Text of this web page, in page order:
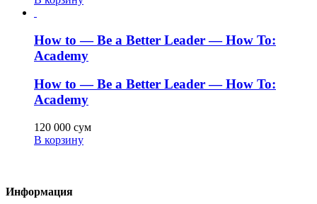
How to — Be a Better Leader — How To:
Academy
How to — Be a Better Leader — How To:
Academy
120 000 сум
В корзину
Информация